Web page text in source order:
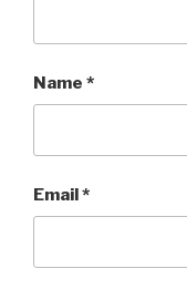
Name *
Email*